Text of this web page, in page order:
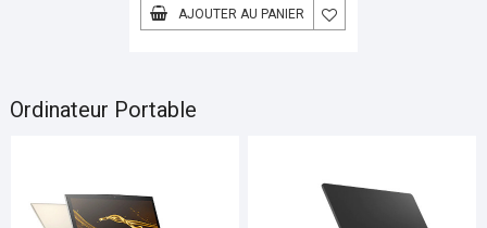
AJOUTER AU PANIER
Ordinateur Portable